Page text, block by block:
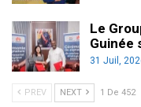
Le
Guinée
31 Juil,
PREV NEXT 1 De 452